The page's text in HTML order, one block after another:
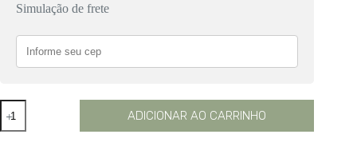
Simulação de frete
Blusa
Judith
Azul
ADICIONAR AO CARRINHO